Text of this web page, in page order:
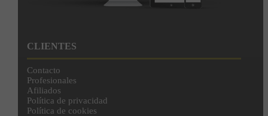
CLIENTES
Contacto
Profesionales
Afiliados
Política de privacidad
Política de cookies